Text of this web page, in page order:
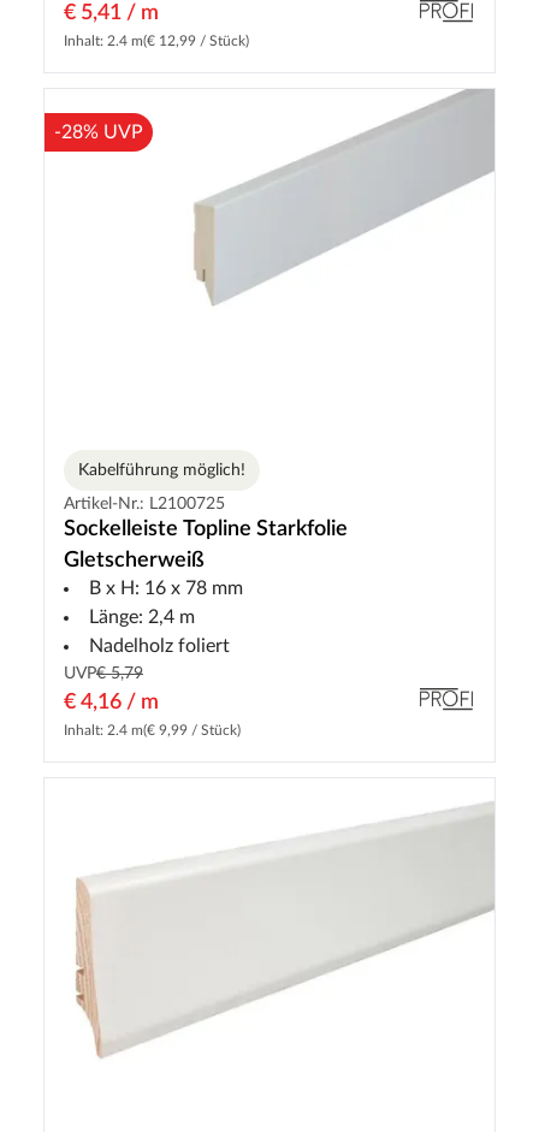
€ 5,41 / m
Inhalt: 2.4 m(€ 12,99 / Stück)
-28% UVP
Kabelführung möglich!
Artikel-Nr.: L2100725
Sockelleiste Topline Starkfolie
Gletscherweiß
B x H: 16 x 78 mm
Länge: 2,4 m
Nadelholz foliert
UVP€ 5,79
€ 4,16 / m
Inhalt: 2.4 m(€ 9,99 / Stück)